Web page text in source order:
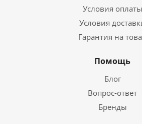
Условия оплаты
Условия
Гарантия на
Помощь
Блог
Вопрос-ответ
Бренды